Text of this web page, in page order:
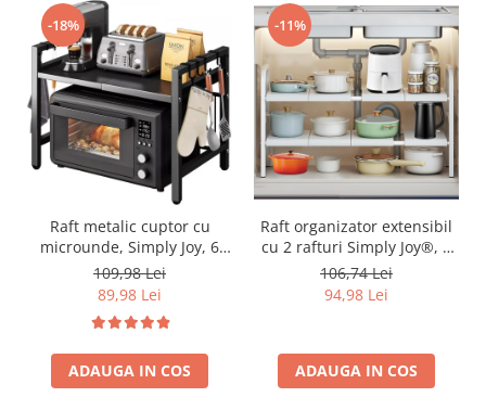
-18%
Raft metalic cuptor cu
microunde, Simply Joy, 6
Carlige, Ajustabil, Raft
Organizator extensibil,
pentru bucatarie, casa,
balcon, Etajera ajustabila
cu 2 Niveluri, Anti
Alunecare, Negru
109,98 Lei
89,98 Lei
ADAUGA IN COS
-11%
Raft organizator extensibil
cu 2 rafturi Simply Joy®, 8
panouri detasabile, pentru
casa, bucatarie, sub
chiuveta, baie, balcon,
Otel inoxidabil, Alb
106,74 Lei
94,98 Lei
ADAUGA IN COS